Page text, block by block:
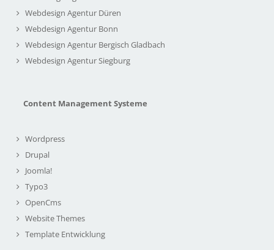
Webdesign Agentur Düren
Webdesign Agentur Bonn
Webdesign Agentur Bergisch Gladbach
Webdesign Agentur Siegburg
Content Management Systeme
Wordpress
Drupal
Joomla!
Typo3
OpenCms
Website Themes
Template Entwicklung